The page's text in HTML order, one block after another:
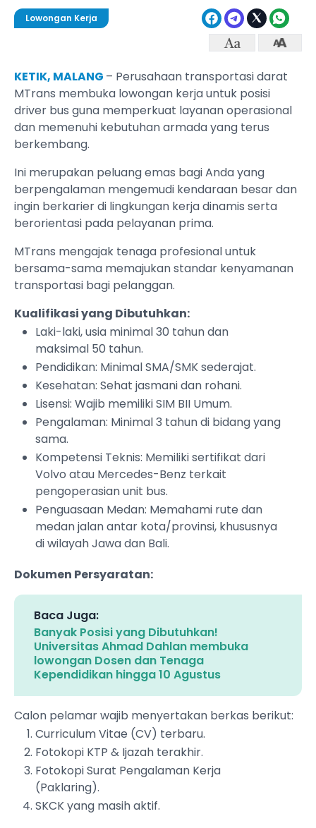
Lowongan Kerja
KETIK, MALANG – Perusahaan transportasi darat
MTrans membuka lowongan kerja untuk posisi
driver bus guna memperkuat layanan operasional
dan memenuhi kebutuhan armada yang terus
berkembang.
Ini merupakan peluang emas bagi Anda yang
berpengalaman mengemudi kendaraan besar dan
ingin berkarier di lingkungan kerja dinamis serta
berorientasi pada pelayanan prima.
MTrans mengajak tenaga profesional untuk
bersama-sama memajukan standar kenyamanan
transportasi bagi pelanggan.
Kualifikasi yang Dibutuhkan:
Laki-laki, usia minimal 30 tahun dan
maksimal 50 tahun.
Pendidikan: Minimal SMA/SMK sederajat.
Kesehatan: Sehat jasmani dan rohani.
Lisensi: Wajib memiliki SIM BII Umum.
Pengalaman: Minimal 3 tahun di bidang yang
sama.
Kompetensi Teknis: Memiliki sertifikat dari
Volvo atau Mercedes-Benz terkait
pengoperasian unit bus.
Penguasaan Medan: Memahami rute dan
medan jalan antar kota/provinsi, khususnya
di wilayah Jawa dan Bali.
Dokumen Persyaratan:
Baca Juga:
Banyak Posisi yang Dibutuhkan!
Universitas Ahmad Dahlan membuka
lowongan Dosen dan Tenaga
Kependidikan hingga 10 Agustus
Calon pelamar wajib menyertakan berkas berikut:
Curriculum Vitae (CV) terbaru.
Fotokopi KTP & Ijazah terakhir.
Fotokopi Surat Pengalaman Kerja
(Paklaring).
SKCK yang masih aktif.